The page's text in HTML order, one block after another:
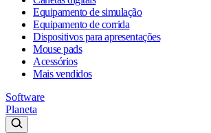
Equipamento de simulação
Equipamento de corrida
Dispositivos para apresentações
Mouse pads
Acessórios
Mais vendidos
Software
Planeta